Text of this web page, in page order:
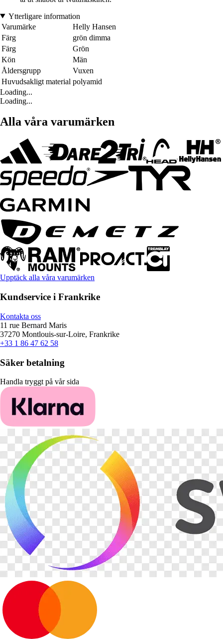
Ytterligare information
Varumärke
Helly Hansen
Färg
grön dimma
Färg
Grön
Kön
Män
Åldersgrupp
Vuxen
Huvudsakligt material polyamid
Loading...
Loading...
Alla våra varumärken
Upptäck alla våra varumärken
Kundservice i Frankrike
Kontakta oss
11 rue Bernard Maris
37270 Montlouis-sur-Loire, Frankrike
+33 1 86 47 62 58
Säker betalning
Handla tryggt på vår sida